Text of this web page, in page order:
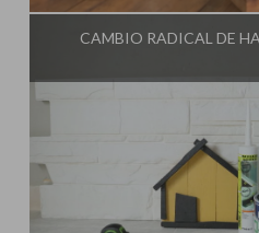
CAMBIO RADICAL DE